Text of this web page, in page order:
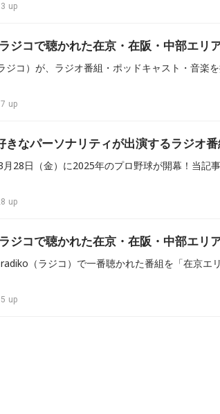
up
ジコで聴かれた在京・在阪・中部エリ
up
きなパーソナリティが出演するラジオ
up
ジコで聴かれた在京・在阪・中部エリ
up